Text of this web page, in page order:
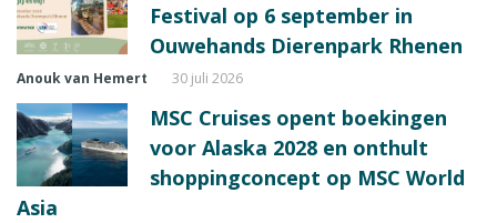
Festival op 6 september in
Ouwehands Dierenpark Rhenen
Anouk van Hemert 30 juli 2026
MSC Cruises opent boekingen
voor Alaska 2028 en onthult
shoppingconcept op MSC World
Asia